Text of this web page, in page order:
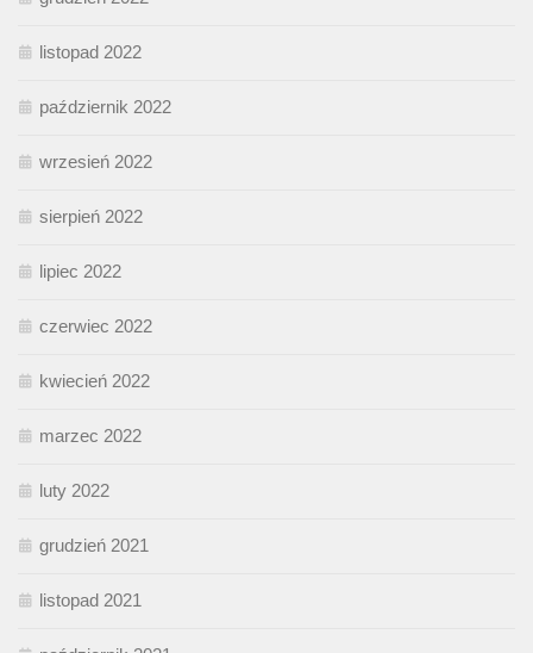
listopad 2022
październik 2022
wrzesień 2022
sierpień 2022
lipiec 2022
czerwiec 2022
kwiecień 2022
marzec 2022
luty 2022
grudzień 2021
listopad 2021